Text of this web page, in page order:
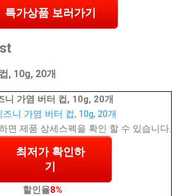
특가상품 보러가기
, 10g, 20개
니 가염 버터 컵, 10g, 20개
면 제품 상세스펙을 확인 할 수 있습니다.
최저가 확인하
기
할인율8%